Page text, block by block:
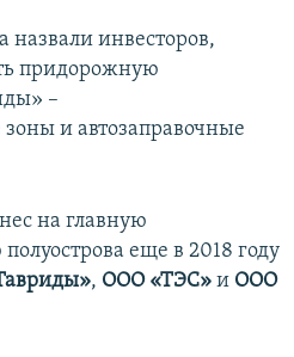
инвесторов,
придорожную
–
и автозаправочные
на главную
еще в 2018 году
, ООО «ТЭС» и ООО